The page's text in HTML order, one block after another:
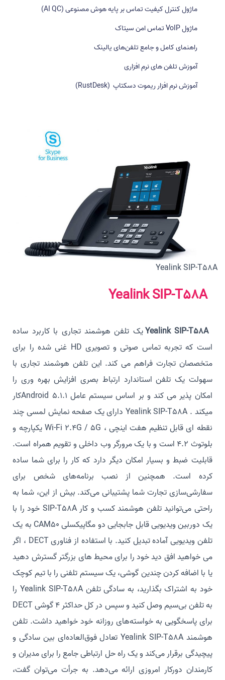
ماژول کنترل کیفیت تماس بر پایه هوش مصنوعی (AI QC)
ماژول VoIP تماس امن سیتاک
راهنمای کامل و جامع تلفن‌های یالینک
آموزش تلفن های نرم افزاری
آموزش نرم افزار ریموت دسکتاپ (RustDesk)
Yealink SIP-T58A
Yealink SIP-T58A
Yealink SIP-T58A یک تلفن هوشمند تجاری با کاربرد ساده
است که تجربه تماس صوتی و تصویری HD غنی شده را برای
متخصصان تجارت فراهم می کند. این تلفن هوشمند تجاری با
سهولت یک تلفن استاندارد ارتباط بصری افزایش بهره وری را
امکان پذیر می کند و بر اساس سیستم عامل Android 5.1.1کار
میکند . Yealink SIP-T58A دارای یک صفحه نمایش لمسی چند
نقطه ای قابل تنظیم هفت اینچی ، Wi-Fi 2.4G / 5G یکپارچه و
بلوتوث 4.2 است و با یک مرورگر وب داخلی و تقویم همراه است.
قابلیت ضبط و بسیار امکان دیگر دارد که کار را برای شما ساده
کرده است. همچنین از نصب برنامه‌های شخص برای
سفارشی‌سازی تجارت شما پشتیبانی می‌کند. بیش از این، شما به
راحتی می‌توانید تلفن هوشمند کسب و کار SIP-T58A خود را با
یک دوربین ویدیویی قابل جابجایی دو مگاپیکسلی CAM50 به یک
تلفن ویدیویی آماده تبدیل کنید. با استفاده از فناوری DECT ، اگر
می خواهید افق دید خود را برای محیط های بزرگتر گسترش دهید
یا با اضافه کردن چندین گوشی، یک سیستم تلفنی را با تیم کوچک
خود به اشتراک بگذارید، به سادگی تلفن Yealink SIP-T58A را
به تلفن بی‌سیم وصل کنید و سپس در کل حداکثر 4 گوشی DECT
برای پاسخگویی به خواسته‌های روزانه خود خواهید داشت. تلفن
هوشمند Yealink SIP-T58A تعادل فوق‌العاده‌ای بین سادگی و
پیچیدگی برقرار می‌کند و یک راه حل ارتباطی جامع را برای مدیران و
کارمندان دورکار امروزی ارائه می‌دهد. به جرأت می‌توان گفت،